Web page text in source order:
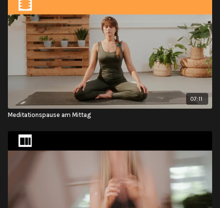
07:11
Meditationspause am Mittag